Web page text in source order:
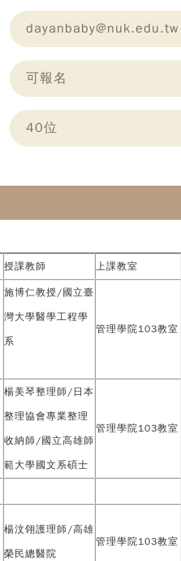
dayanbaby@nuk.edu.tw
可報名
40位
授課教師 上課教室
施博仁教授/國立臺
灣大學醫學工程學
系
管理學院103教室
楊美琴整理師/日本
整理協會專業整理
收納師/國立高雄師
範大學國文系碩士
管理學院103教室
楊汶翎護理師/高雄
榮民總醫院
管理學院103教室